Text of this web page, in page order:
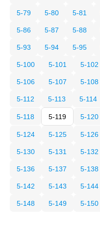
5-79 5-80 5-81
5-86 5-87 5-88
5-93 5-94 5-95
5-100 5-101 5-102
5-106 5-107 5-108
5-112 5-113 5-114
5-118 5-119 5-120
5-124 5-125 5-126
5-130 5-131 5-132
5-136 5-137 5-138
5-142 5-143 5-144
5-148 5-149 5-150